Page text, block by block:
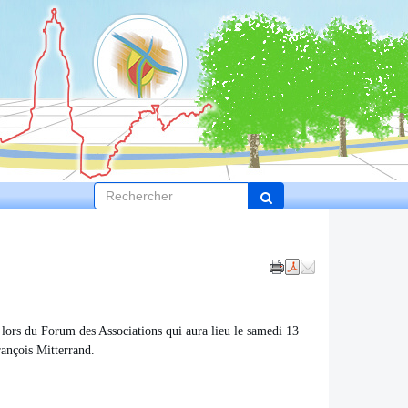
du Forum des Associations qui aura lieu le samedi 13
Mitterrand.